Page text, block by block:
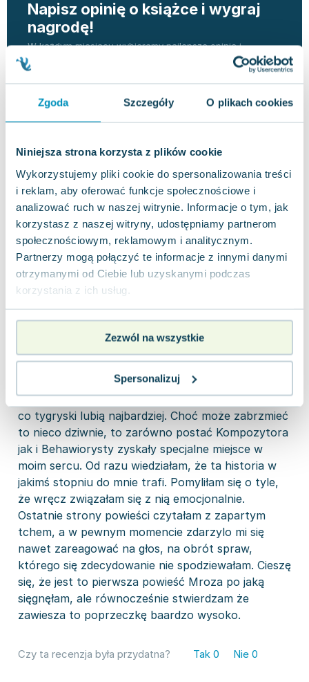
Zgoda Szczegóły O plikach cookies
Niniejsza strona korzysta z plików cookie
Wykorzystujemy pliki cookie do spersonalizowania treści
i reklam, aby oferować funkcje społecznościowe i
analizować ruch w naszej witrynie. Informacje o tym, jak
korzystasz z naszej witryny, udostępniamy partnerom
społecznościowym, reklamowym i analitycznym.
Partnerzy mogą połączyć te informacje z innymi danymi
otrzymanymi od Ciebie lub uzyskanymi podczas
korzystania z ich usług.
Zezwól na wszystkie
Spersonalizuj
Napisz opinię o książce i wygraj
nagrodę!
W każdym miesiącu wybieramy najlepsze opinie i
nagradzamy recenzentów.
Dodana przez Eryka P.
w dniu
28.12.2025
Opinia
użytkownika
sklepu
Recenzja otrzymała nagrodę,sprawdź inne recenzje
z nagrodami.
Wow. Po prostu wow. Jedna książka i odzyskałam
wiarę w polską literaturę. Zamurowało mnie, wbiło
myśli, aby opisać całokształt. Już od samego
początku opowieści zostajemy wrzuceni na
głębokie wody psychologicznych gierek - czyli to
co tygryski lubią najbardziej. Choć może zabrzmieć
to nieco dziwnie, to zarówno postać Kompozytora
jak i Behawiorysty zyskały specjalne miejsce w
moim sercu. Od razu wiedziałam, że ta historia w
jakimś stopniu do mnie trafi. Pomyliłam się o tyle,
że wręcz związałam się z nią emocjonalnie.
Ostatnie strony powieści czytałam z zapartym
tchem, a w pewnym momencie zdarzylo mi się
nawet zareagować na głos, na obrót spraw,
którego się zdecydowanie nie spodziewałam. Cieszę
się, że jest to pierwsza powieść Mroza po jaką
sięgnęłam, ale równocześnie stwierdzam że
zawiesza to poprzeczkę baardzo wysoko.
Czy ta recenzja była przydatna? Tak 0 Nie 0